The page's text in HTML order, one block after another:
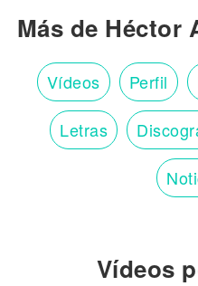
Más de Héctor
Vídeos Perfil
Letras
Vídeos